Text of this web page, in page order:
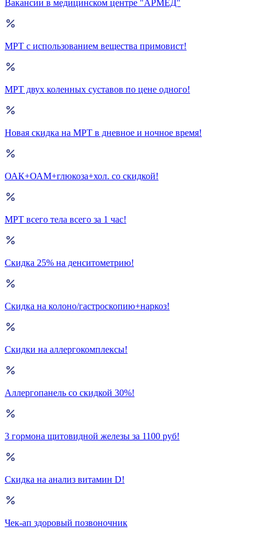
Вакансии в медицинском центре "АРМЕД"
МРТ с использованием вещества примовист!
МРТ двух коленных суставов по цене одного!
Новая скидка на МРТ в дневное и ночное время!
ОАК+ОАМ+глюкоза+хол. со скидкой!
МРТ всего тела всего за 1 час!
Скидка 25% на денситометрию!
Скидка на колоно/гастроскопию+наркоз!
Скидки на аллергокомплексы!
Аллергопанель со скидкой 30%!
3 гормона щитовидной железы за 1100 руб!
Скидка на анализ витамин D!
Чек-ап здоровый позвоночник